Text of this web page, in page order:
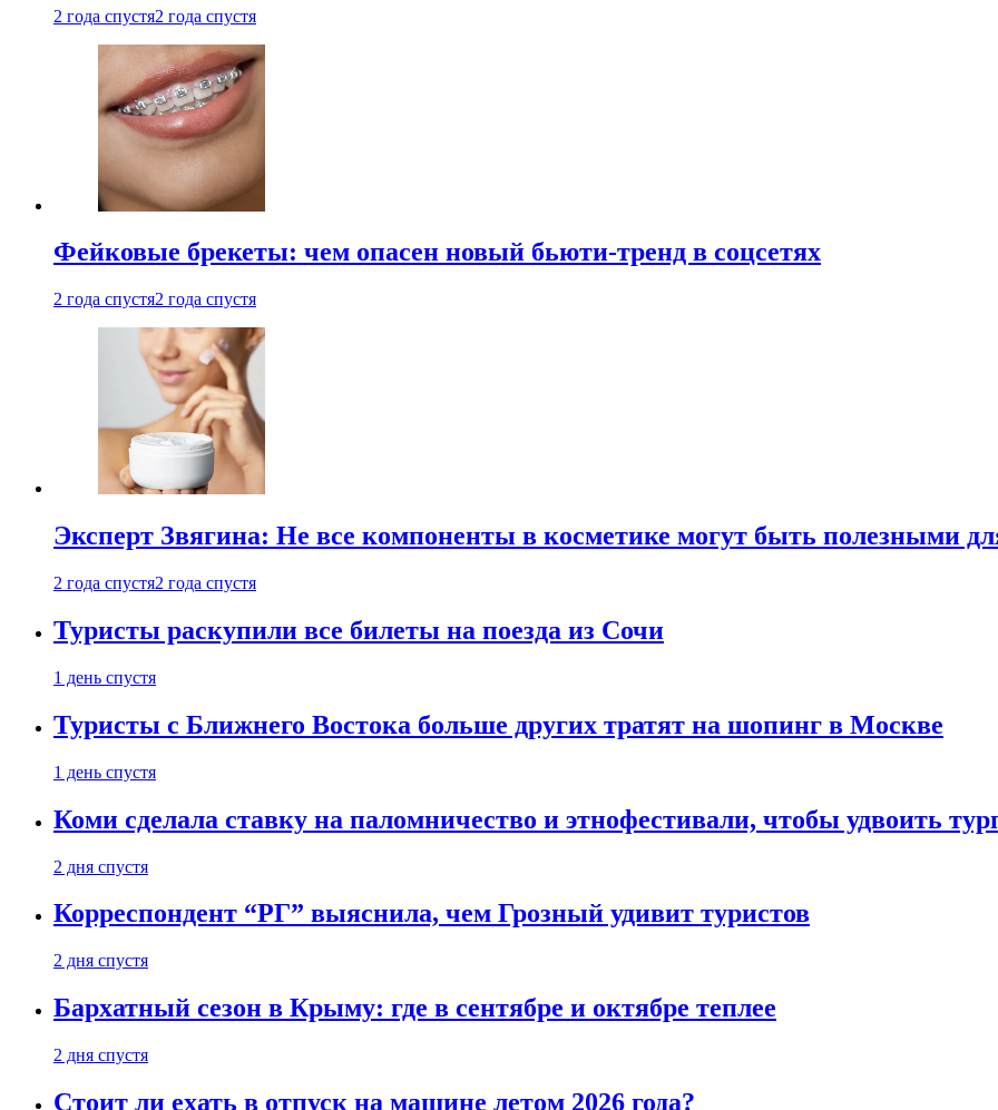
2 года спустя2 года спустя
Фейковые брекеты: чем опасен новый бьюти-тренд в соцсетях
2 года спустя2 года спустя
Эксперт Звягина: Не все компоненты в косметике могут быть полезными
2 года спустя2 года спустя
Туристы раскупили все билеты на поезда из Сочи
1 день спустя
Туристы с Ближнего Востока больше других тратят на шопинг в Москве
1 день спустя
Коми сделала ставку на паломничество и этнофестивали, чтобы удвоить
2 дня спустя
Корреспондент “РГ” выяснила, чем Грозный удивит туристов
2 дня спустя
Бархатный сезон в Крыму: где в сентябре и октябре теплее
2 дня спустя
Стоит ли ехать в отпуск на машине летом 2026 года?